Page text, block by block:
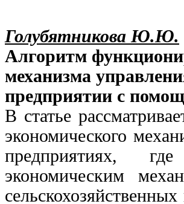
Голубятникова Ю.Ю.
Алгоритм
механизма
предприятии с
В статье
экономического
предприятиях,
экономическим